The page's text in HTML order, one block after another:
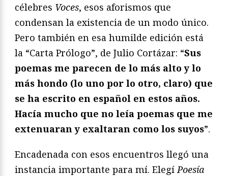
célebres Voces, esos aforismos que
condensan la existencia de un modo único.
Pero también en esa humilde edición está
la “Carta Prólogo”, de Julio Cortázar: “Sus
poemas me parecen de lo más alto y lo
más hondo (lo uno por lo otro, claro) que
se ha escrito en español en estos años.
Hacía mucho que no leía poemas que me
extenuaran y exaltaran como los suyos”.
Encadenada con esos encuentros llegó una
instancia importante para mí. Elegí Poesía